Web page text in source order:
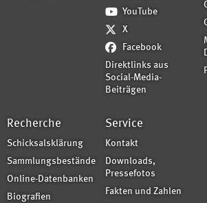
YouTube
X
Facebook
Direktlinks aus
Social-Media-
Beiträgen
Recherche
Schicksalsklärung
Sammlungsbestände
Online-Datenbanken
Biografien
Service
Kontakt
Downloads,
Pressefotos
Fakten und Zahlen